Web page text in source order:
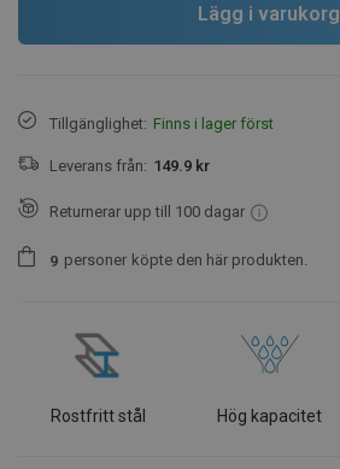
Lägg i varukorg
Tillgänglighet: Finns i lager först
Leverans från: 149.9 kr
Returnerar upp till 100 dagar
9 personer köpte den här produkten.
Rostfritt stål Hög kapacitet